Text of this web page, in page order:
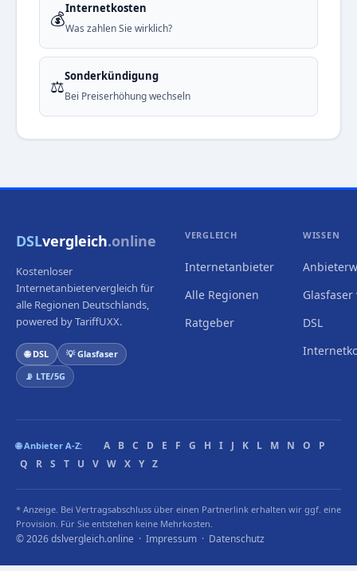
💰Internetkosten
Was zahlen Sie wirklich?
⚖️Sonderkündigung
Bei Preiserhöhung wechseln
DSLvergleich.online
Kostenloser
Internetanbietervergleich für
alle Regionen Deutschlands,
powered by TariffUXX.
🌐 DSL
💡 Glasfaser
📡 LTE/5G
VERGLEICH
Internetanbieter
Alle Regionen
Ratgeber
WISSEN
Glasfaser
DSL
🌐 Anbieter A-Z: A B C D E F G H I J K L M N O
P
Q
R S T U V W X Y Z
* Anzeige. Bei Vertragsabschluss über einen Partnerlink erhalten wir ggf. eine
Provision. Für Sie entstehen keine Mehrkosten.
© 2026 dslvergleich.online · Impressum · Datenschutz